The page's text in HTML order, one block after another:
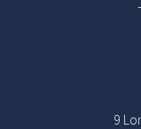
9